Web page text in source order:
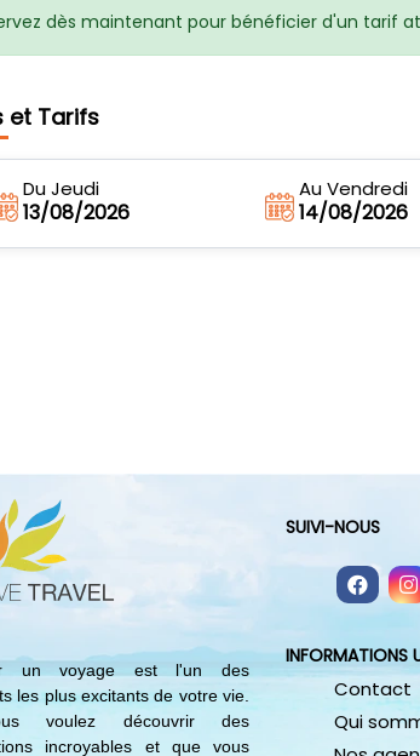
dès maintenant pour bénéficier d'un tarif
et Tarifs
Du Jeudi
13/08/2026
Au Vendredi
14/08/2026
un voyage est l'un des
les plus excitants de votre vie.
voulez découvrir des
incroyables et que vous
SUIVI-NOUS
INFORMATIONS
Contact
Qui